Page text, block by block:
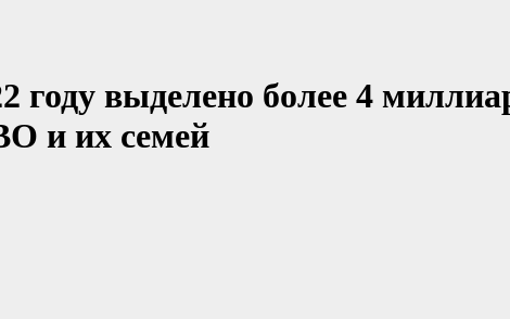
году выделено более 4
и их семей